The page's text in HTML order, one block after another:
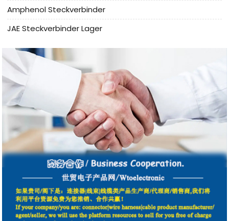
Amphenol Steckverbinder
JAE Steckverbinder Lager